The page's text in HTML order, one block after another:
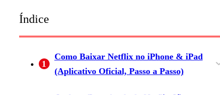
Índice
1
Como Baixar Netflix no iPhone & iPad
(Aplicativo Oficial, Passo a Passo)